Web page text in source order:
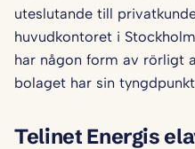
uteslutande till
huvudkontoret i
har någon form av rörligt
bolaget har sin
Telinet Energis